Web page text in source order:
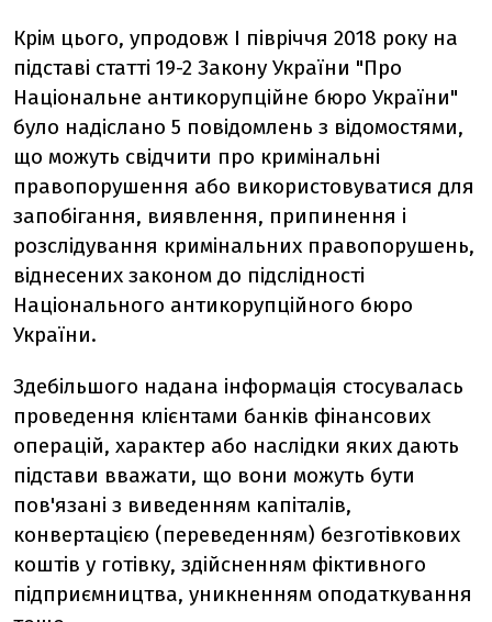
Крім цього, упродовж І півріччя 2018 року на
підставі статті 19-2 Закону України "Про
Національне антикорупційне бюро України"
було надіслано 5 повідомлень з відомостями,
що можуть свідчити про кримінальні
правопорушення або використовуватися для
запобігання, виявлення, припинення і
розслідування кримінальних правопорушень,
віднесених законом до підслідності
Національного антикорупційного бюро
України.
Здебільшого надана інформація стосувалась
проведення клієнтами банків фінансових
операцій, характер або наслідки яких дають
підстави вважати, що вони можуть бути
пов'язані з виведенням капіталів,
конвертацією (переведенням) безготівкових
коштів у готівку, здійсненням фіктивного
підприємництва, уникненням оподаткування